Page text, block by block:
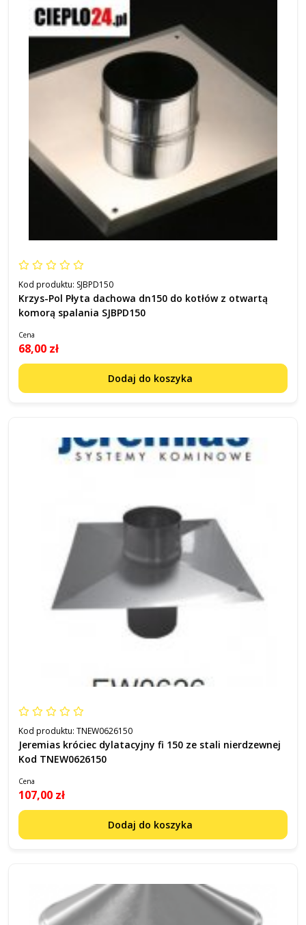
Kod produktu: SJBPD150
Krzys-Pol Płyta dachowa dn150 do kotłów z otwartą
komorą spalania SJBPD150
Cena
68,00 zł
Dodaj do koszyka
Kod produktu: TNEW0626150
Jeremias króciec dylatacyjny fi 150 ze stali nierdzewnej
Kod TNEW0626150
Cena
107,00 zł
Dodaj do koszyka